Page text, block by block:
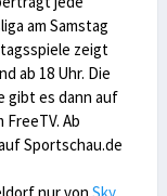
am Samstag
zeigt
ab 18 Uhr. Die
gibt es dann auf
FreeTV. Ab
Sportschau.de